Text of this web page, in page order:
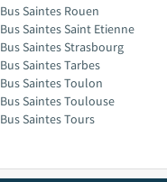
Bus Saintes Rouen
Bus Saintes Saint Etienne
Bus Saintes Strasbourg
Bus Saintes Tarbes
Bus Saintes Toulon
Bus Saintes Toulouse
Bus Saintes Tours